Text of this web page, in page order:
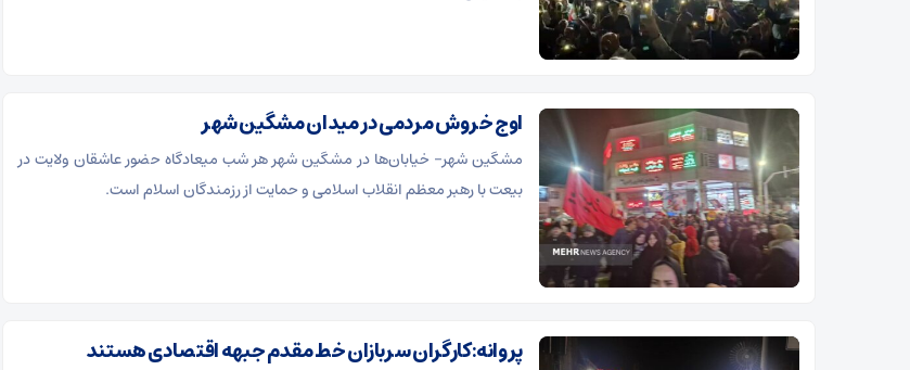
اوج خروش مردمی در میدان مشگین شهر
مشگین شهر- خیابان‌ها در مشگین شهر هر شب میعادگاه حضور عاشقان ولایت در
بیعت با رهبر معظم انقلاب اسلامی و حمایت از رزمندگان اسلام است.
پروانه:کارگران سربازان خط مقدم جبهه اقتصادی هستند